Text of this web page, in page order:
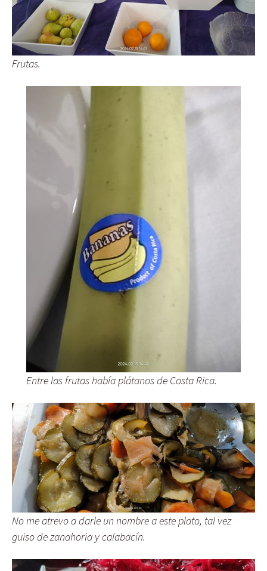
Frutas.
Entre las frutas había plátanos de Costa Rica.
No me atrevo a darle un nombre a este plato, tal vez
guiso de zanahoria y calabacín.